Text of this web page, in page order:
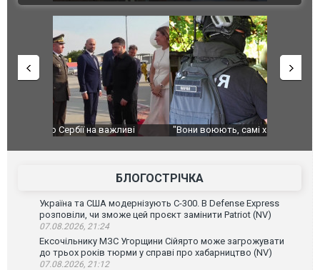
"Вони воюють, самі хочуть воювати, бо дурні": у
зневажливих слів про українських захисників.
В
порт: над
ВІДЕО
БЛОГОСТРІЧКА
Україна та США модернізують С-300. В Defense Express
розповіли, чи зможе цей проєкт замінити Patriot (NV)
07.08.2026, 21:24
Ексочільнику МЗС Угорщини Сійярто може загрожувати
до трьох років тюрми у справі про хабарництво (NV)
07.08.2026, 21:12